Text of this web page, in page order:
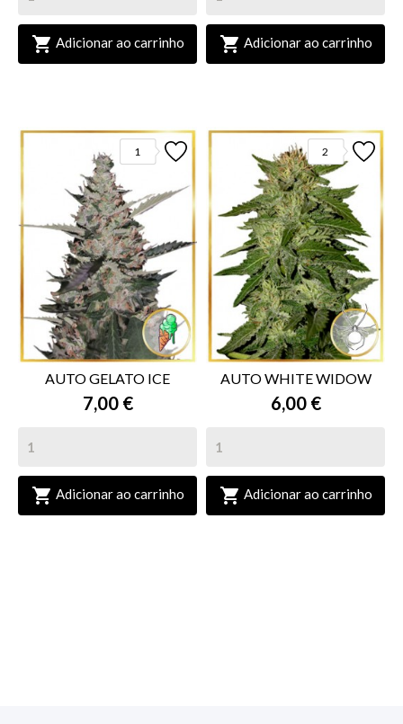
 Adicionar ao carrinho  Adicionar ao carrinho
1
AUTO GELATO ICE
7,00 €
 Adicionar ao carrinho
2
AUTO WHITE WIDOW
6,00 €
 Adicionar ao carrinho